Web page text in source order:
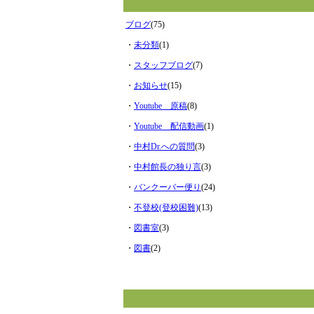
ブログ(75)
・ 未分類(1)
・ スタッフブログ(7)
・ お知らせ(15)
・ Youtube 原稿(8)
・ Youtube 配信動画(1)
・ 中村Dr.への質問(3)
・ 中村館長の独り言(3)
・ バンクーバー便り (24)
・ 不登校(登校困難)(13)
・ 図書室(3)
・ 図書(2)